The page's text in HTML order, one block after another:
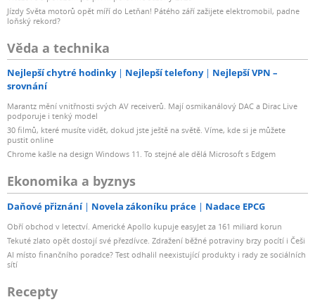
Jízdy Světa motorů opět míří do Letňan! Pátého září zažijete elektromobil, padne
loňský rekord?
Věda a technika
Nejlepší chytré hodinky Nejlepší telefony
Nejlepší VPN –
srovnání
Marantz mění vnitřnosti svých AV receiverů. Mají osmikanálový DAC a Dirac Live
podporuje i tenký model
30 filmů, které musíte vidět, dokud jste ještě na světě. Víme, kde si je můžete
pustit online
Chrome kašle na design Windows 11. To stejné ale dělá Microsoft s Edgem
Ekonomika a byznys
Daňové přiznání Novela zákoníku práce Nadace EPCG
Obří obchod v letectví. Americké Apollo kupuje easyJet za 161 miliard korun
Tekuté zlato opět dostojí své přezdívce. Zdražení běžné potraviny brzy pocítí i Češi
AI místo finančního poradce? Test odhalil neexistující produkty i rady ze sociálních
sítí
Recepty